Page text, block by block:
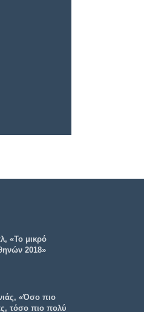
«Το μικρό
2018»
«Όσο πιο
τόσο πιο πολύ